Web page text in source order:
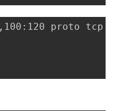
,100:120 proto tcp to